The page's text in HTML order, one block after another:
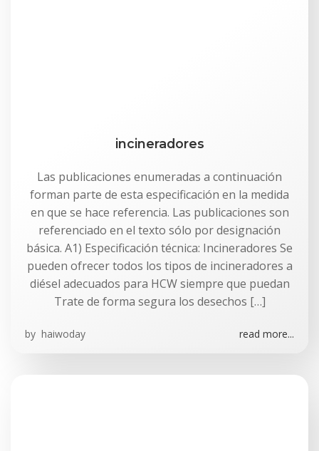
incineradores
Las publicaciones enumeradas a continuación
forman parte de esta especificación en la medida
en que se hace referencia. Las publicaciones son
referenciado en el texto sólo por designación
básica. A1) Especificación técnica: Incineradores Se
pueden ofrecer todos los tipos de incineradores a
diésel adecuados para HCW siempre que puedan
Trate de forma segura los desechos […]
by haiwoday read more...